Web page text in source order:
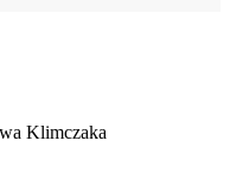
Klimczaka